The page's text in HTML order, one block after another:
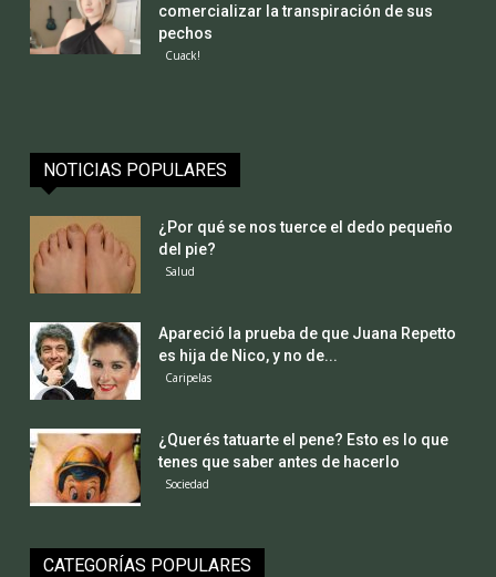
comercializar la transpiración de sus
pechos
Cuack!
NOTICIAS POPULARES
¿Por qué se nos tuerce el dedo pequeño
del pie?
Salud
Apareció la prueba de que Juana Repetto
es hija de Nico, y no de...
Caripelas
¿Querés tatuarte el pene? Esto es lo que
tenes que saber antes de hacerlo
Sociedad
CATEGORÍAS POPULARES